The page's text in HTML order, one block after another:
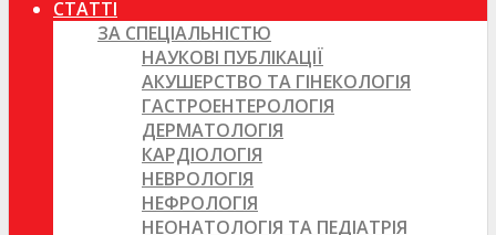
СТАТТІ
ЗА СПЕЦІАЛЬНІСТЮ
НАУКОВІ ПУБЛІКАЦІЇ
АКУШЕРСТВО ТА ГІНЕКОЛОГІЯ
ГАСТРОЕНТЕРОЛОГІЯ
ДЕРМАТОЛОГІЯ
КАРДІОЛОГІЯ
НЕВРОЛОГІЯ
НЕФРОЛОГІЯ
НЕОНАТОЛОГІЯ ТА ПЕДІАТРІЯ